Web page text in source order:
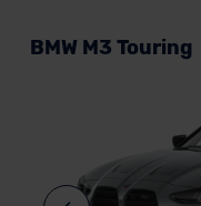
BMW M3 Touring